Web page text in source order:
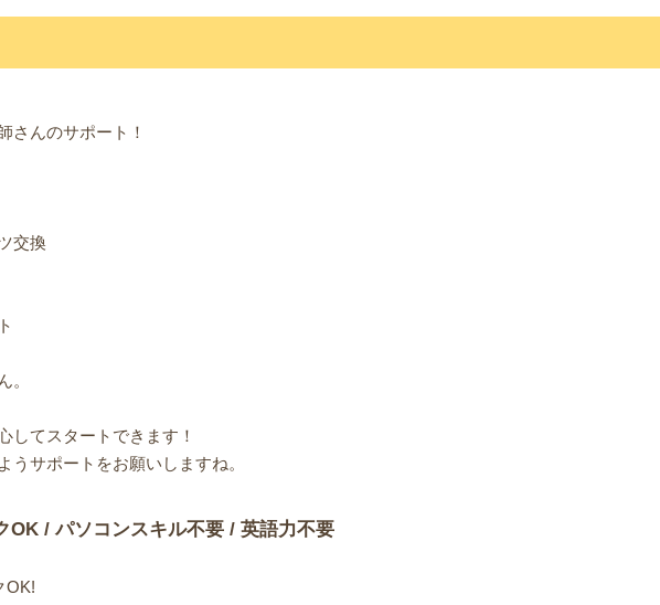
さんのサポート！
交換
。
してスタートできます！
うサポートをお願いしますね。
OK / パソコンスキル不要 / 英語力不要
OK!